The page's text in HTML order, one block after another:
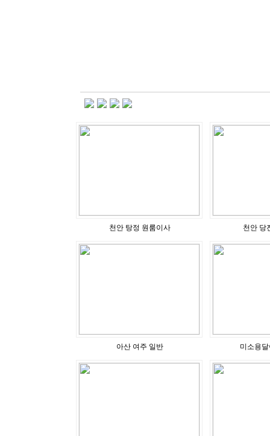
천안 탕정 원룸이사 천안 당
아산 여주 일반 미소용